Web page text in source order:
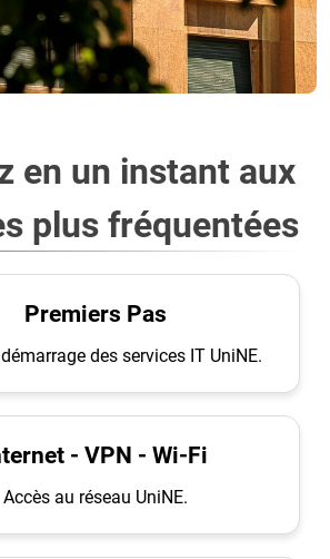
en un instant aux
plus fréquentées
Premiers Pas
des services IT UniNE.
- VPN - Wi-Fi
Accès au réseau UniNE.